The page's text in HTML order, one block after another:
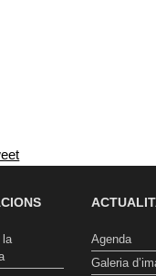
la
Agenda
Galeria